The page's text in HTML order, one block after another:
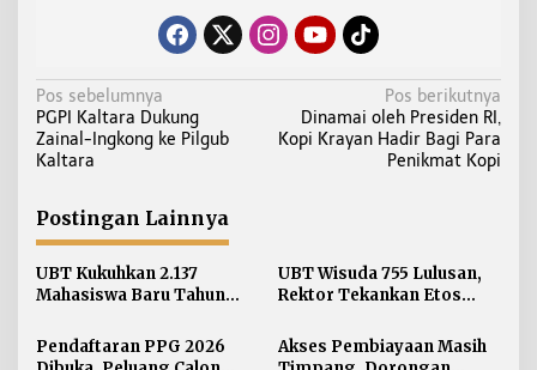
N
a
v
g
a
s
i
o
Pos sebelumnya
PGPI Kaltara Dukung
Zainal-Ingkong ke Pilgub
Kaltara
Pos berikutnya
Dinamai oleh Presiden RI,
Kopi Krayan Hadir Bagi Para
Penikmat Kopi
Postingan Lainnya
UBT Kukuhkan 2.137
Mahasiswa Baru Tahun
UBT Wisuda 755 Lulusan,
Rektor Tekankan Etos
Pendaftaran PPG 2026
Akses Pembiayaan Masih